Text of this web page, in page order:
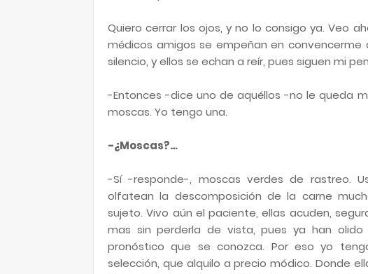
Quiero cerrar los ojos, y no lo consigo ya. Veo
médicos amigos se empeñan en
silencio, y ellos se echan a reír, pues siguen mi
-Entonces -dice uno de aquéllos -no le queda
moscas. Yo tengo una.
-¿Moscas?…
-Sí -responde-, moscas verdes de rastreo.
olfatean la descomposición de la carne
sujeto. Vivo aún el paciente, ellas acuden,
mas sin perderla de vista, pues ya han
pronóstico que se conozca. Por eso yo
selección, que alquilo a precio módico. Donde